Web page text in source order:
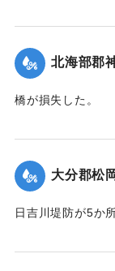
｜固有コード:
北海部郡
橋が損失した。
｜固有コード:
大分郡松
日吉川堤防が5か